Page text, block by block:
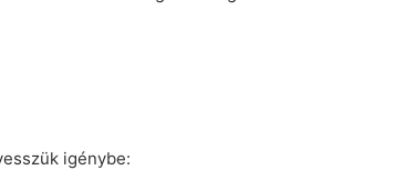
igénybe: